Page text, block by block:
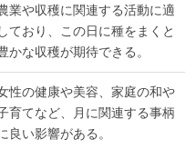
業や収穫に関連する活動に適
しており、この日に種をまくと
かな収穫が期待できる。
性の健康や美容、家庭の和や
育てなど、月に関連する事柄
良い影響がある。